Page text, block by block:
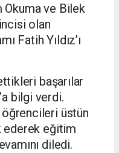
Okuma ve Bilek
olan
Fatih Yıldız’ı
başarılar
bilgi verdi.
öğrencileri üstün
ederek eğitim
diledi.